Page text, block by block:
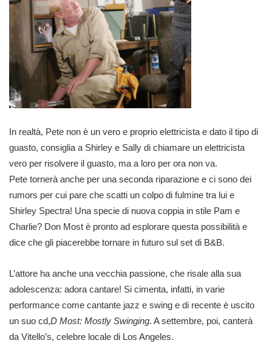
In realtà, Pete non è un vero e proprio elettricista e dato il tipo di
guasto, consiglia a Shirley e Sally di chiamare un elettricista
vero per risolvere il guasto, ma a loro per ora non va.
Pete tornerà anche per una seconda riparazione e ci sono dei
rumors per cui pare che scatti un colpo di fulmine tra lui e
Shirley Spectra! Una specie di nuova coppia in stile Pam e
Charlie? Don Most è pronto ad esplorare questa possibilità e
dice che gli piacerebbe tornare in futuro sul set di B&B.
L’attore ha anche una vecchia passione, che risale alla sua
adolescenza: adora cantare! Si cimenta, infatti, in varie
performance come cantante jazz e swing e di recente è uscito
un suo cd,D Most: Mostly Swinging. A settembre, poi, canterà
da Vitello’s, celebre locale di Los Angeles.